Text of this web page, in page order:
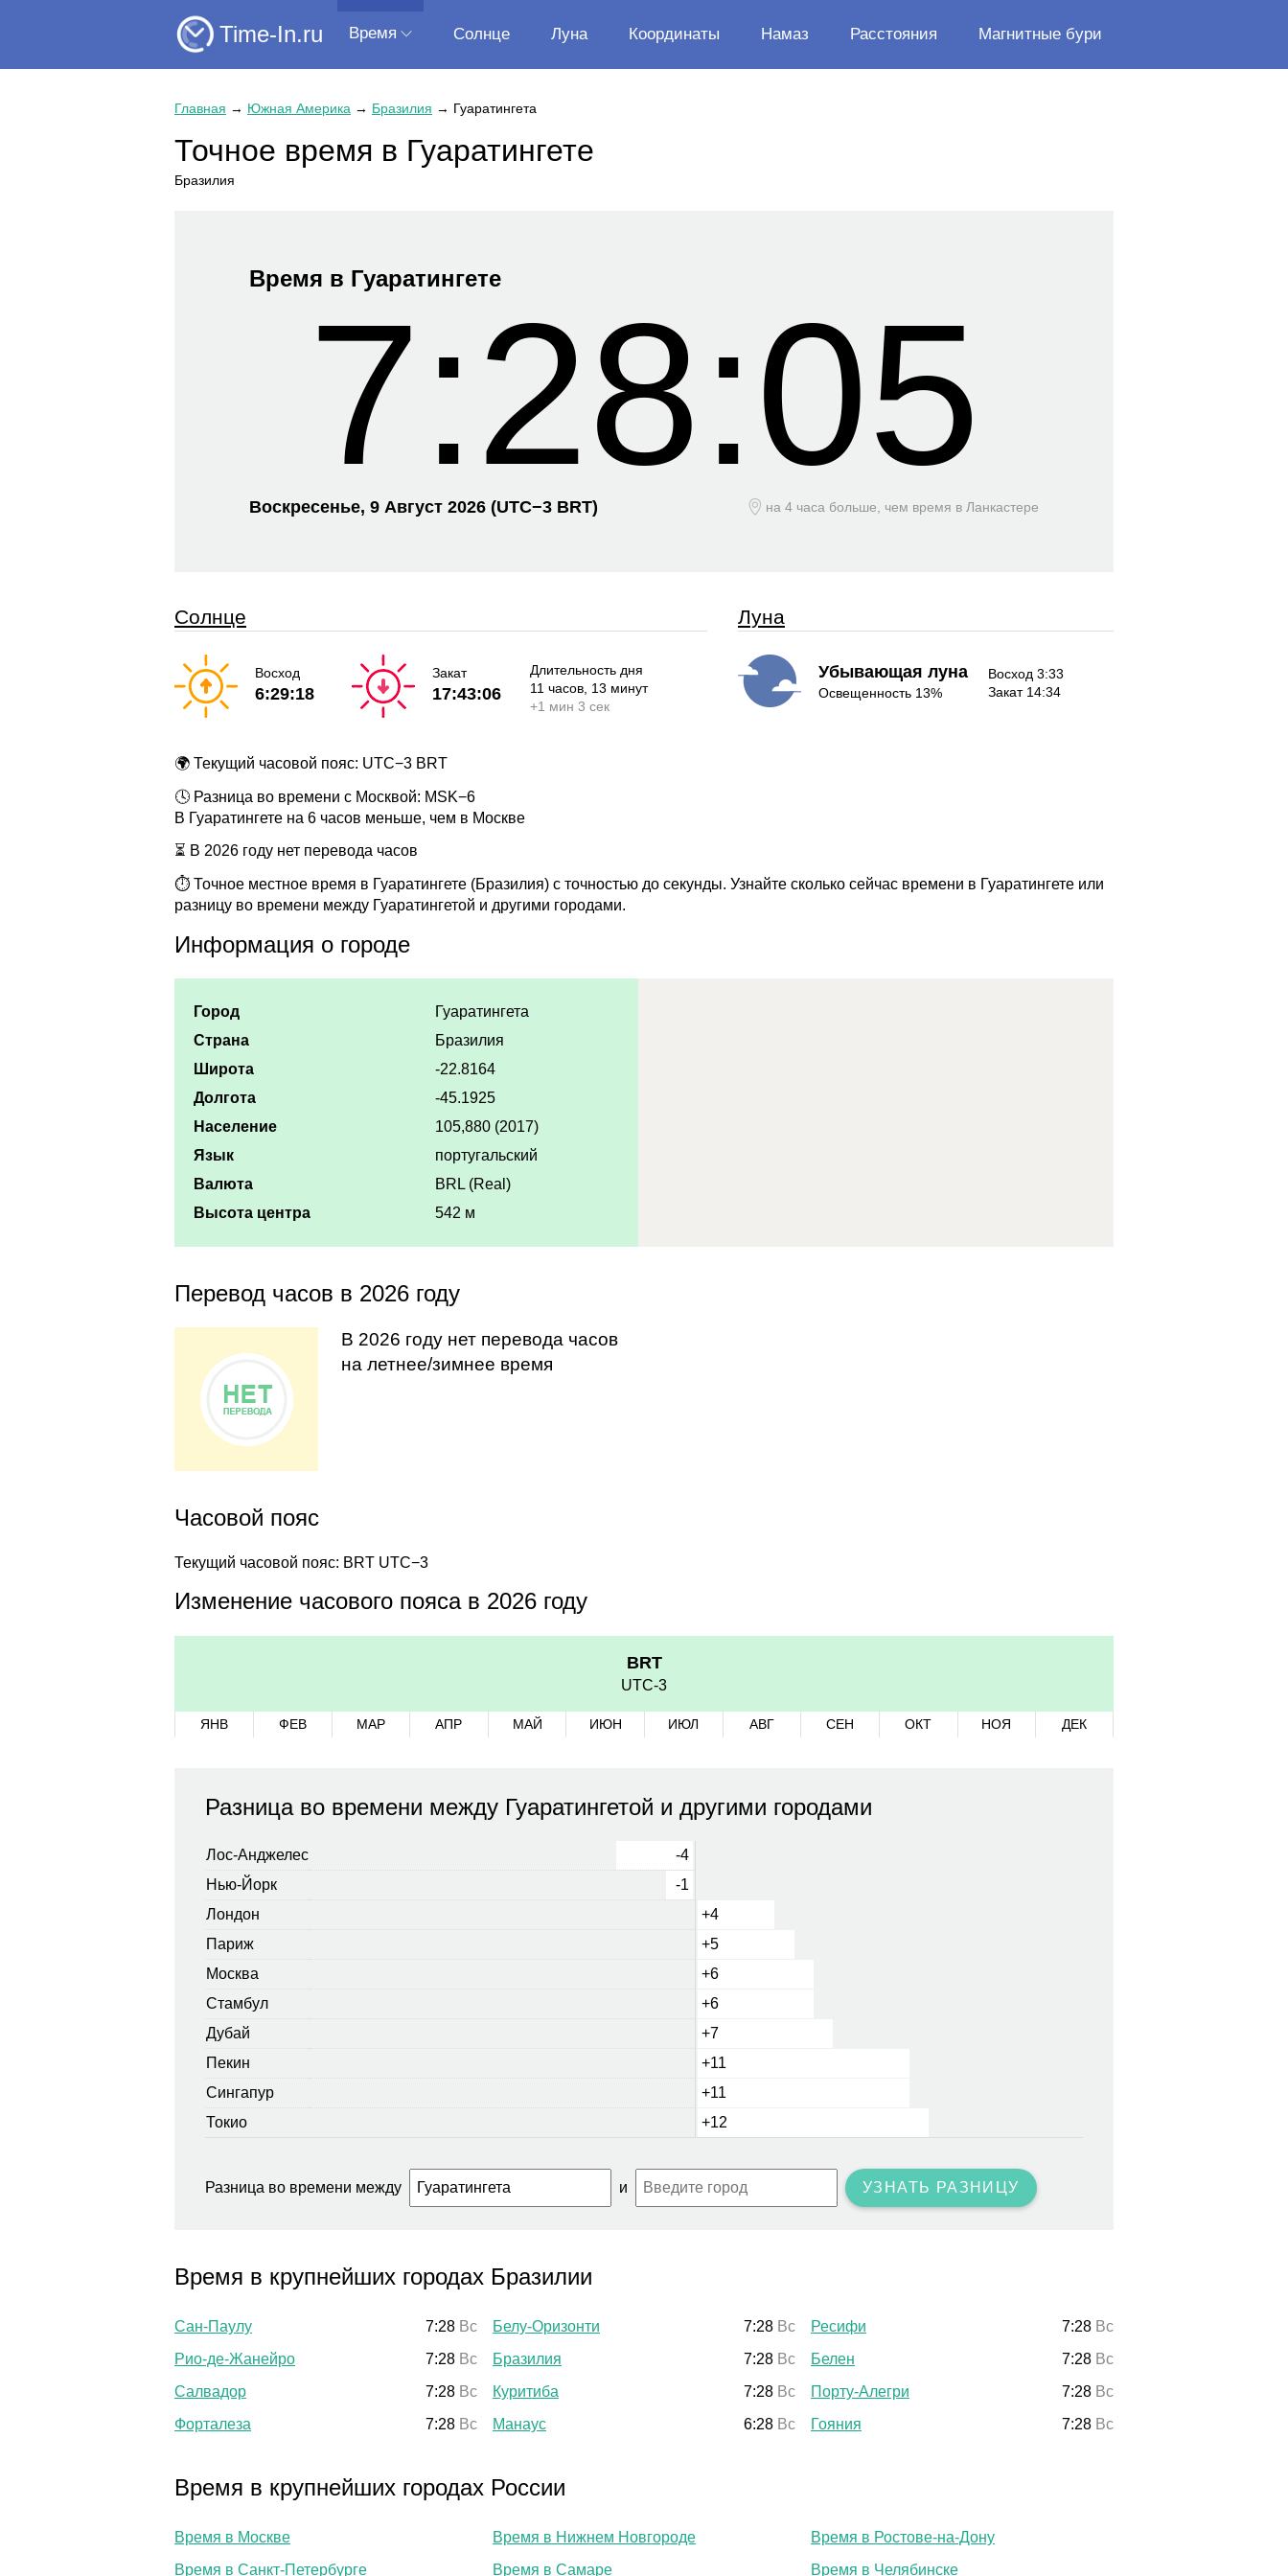
Time-In.ru Время Солнце Луна Координаты Намаз Расстояния Магнитные бури
Главная → Южная Америка → Бразилия → Гуаратингета
Точное время в Гуаратингете
Бразилия
Время в Гуаратингете
7:28:05
Воскресенье, 9 Август 2026 (UTC−3 BRT) на 4 часа больше, чем время в Ланкастере
Солнце
Восход
6:29:18
Закат
17:43:06
Длительность дня
11 часов, 13 минут
+1 мин 3 сек
Луна
Убывающая луна
Освещенность 13%
Восход 3:33
Закат 14:34
🌍 Текущий часовой пояс: UTC−3 BRT
🕓 Разница во времени с Москвой: MSK−6
В Гуаратингете на 6 часов меньше, чем в Москве
⏳ В 2026 году нет перевода часов
⏱ Точное местное время в Гуаратингете (Бразилия) с точностью до секунды. Узнайте сколько сейчас времени в Гуаратингете или
разницу во времени между Гуаратингетой и другими городами.
Информация о городе
Город
Гуаратингета
Страна
Бразилия
Широта
-22.8164
Долгота
-45.1925
Население
105,880 (2017)
Язык
португальский
Валюта
BRL (Real)
Высота центра
542 м
Перевод часов в 2026 году
В 2026 году нет перевода часов
на летнее/зимнее время
Часовой пояс
Текущий часовой пояс: BRT UTC−3
Изменение часового пояса в 2026 году
BRT
UTC-3
ЯНВ ФЕВ МАР АПР МАЙ ИЮН ИЮЛ АВГ СЕН ОКТ НОЯ ДЕК
Разница во времени между Гуаратингетой и другими городами
Лос-Анджелес
-4
Нью-Йорк
-1
Лондон
+4
Париж
+5
Москва
+6
Стамбул
+6
Дубай
+7
Пекин
+11
Сингапур
+11
Токио
+12
Разница во времени между и УЗНАТЬ РАЗНИЦУ
Время в крупнейших городах Бразилии
Сан-Паулу 7:28 Вс
Рио-де-Жанейро
7:28 Вс
Салвадор
7:28 Вс
Форталеза
7:28 Вс
Белу-Оризонти 7:28 Вс
Бразилия
7:28 Вс
Куритиба
7:28 Вс
Манаус
6:28 Вс
Ресифи 7:28 Вс
Белен
7:28 Вс
Порту-Алегри
7:28 Вс
Гояния
7:28 Вс
Время в крупнейших городах России
Время в Москве
Время в Санкт-Петербурге
Время в Нижнем Новгороде
Время в Самаре
Время в Ростове-на-Дону
Время в Челябинске